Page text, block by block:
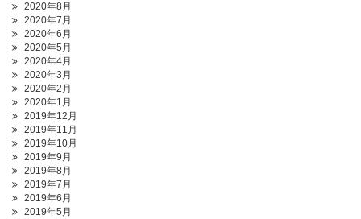
2020年8月
2020年7月
2020年6月
2020年5月
2020年4月
2020年3月
2020年2月
2020年1月
2019年12月
2019年11月
2019年10月
2019年9月
2019年8月
2019年7月
2019年6月
2019年5月